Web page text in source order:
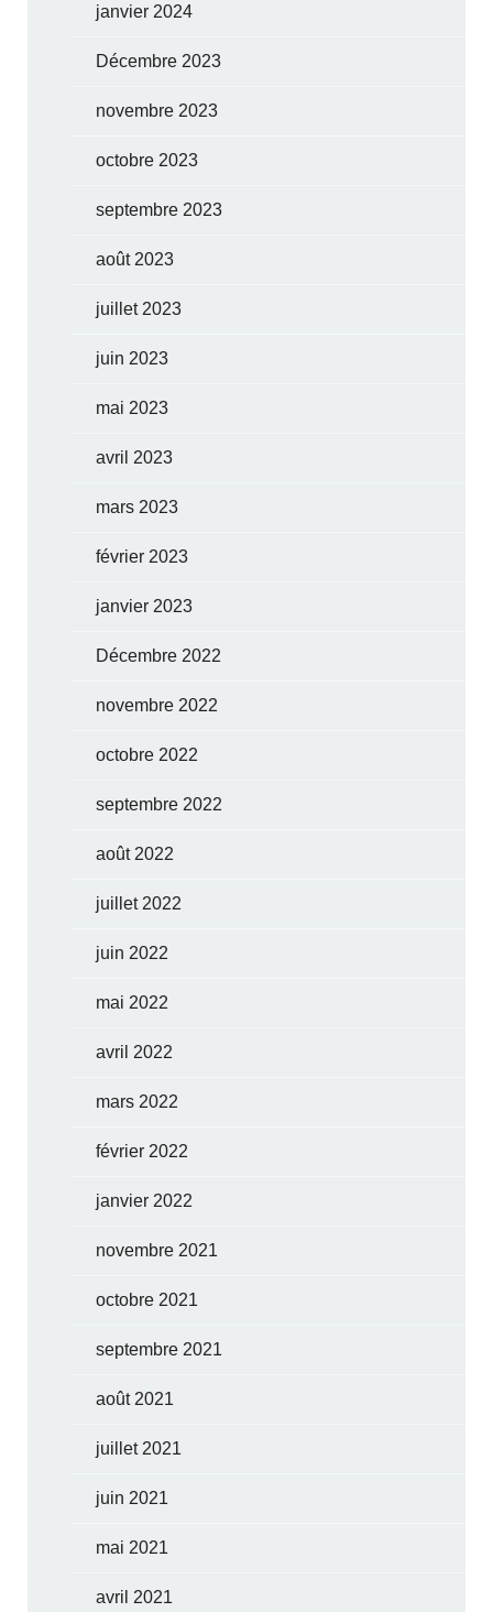
janvier 2024
Décembre 2023
novembre 2023
octobre 2023
septembre 2023
août 2023
juillet 2023
juin 2023
mai 2023
avril 2023
mars 2023
février 2023
janvier 2023
Décembre 2022
novembre 2022
octobre 2022
septembre 2022
août 2022
juillet 2022
juin 2022
mai 2022
avril 2022
mars 2022
février 2022
janvier 2022
novembre 2021
octobre 2021
septembre 2021
août 2021
juillet 2021
juin 2021
mai 2021
avril 2021